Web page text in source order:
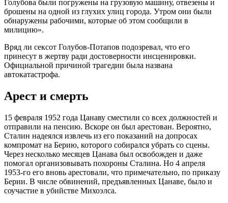
Голубова были погружены на грузовую машину, отвезены и
брошены на одной из глухих улиц города. Утром они были
обнаружены рабочими, которые об этом сообщили в
милицию».
Вряд ли сексот Голубов-Потапов подозревал, что его
принесут в жертву ради достоверности инсценировки.
Официальной причиной трагедии была названа
автокатастрофа.
Арест и смерть
15 февраля 1952 года Цанаву сместили со всех должностей и
отправили на пенсию. Вскоре он был арестован. Вероятно,
Сталин надеялся извлечь из его показаний на допросах
компромат на Берию, которого собирался убрать со сцены.
Через несколько месяцев Цанава был освобожден и даже
помогал организовывать похороны Сталина. Но 4 апреля
1953-го его вновь арестовали, что примечательно, по приказу
Берии. В числе обвинений, предъявленных Цанаве, было и
соучастие в убийстве Михоэлса.